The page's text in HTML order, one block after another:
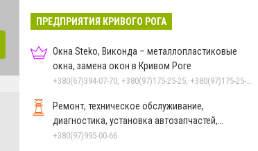
ПРЕДПРИЯТИЯ КРИВОГО РОГА
Окна Steko, Виконда – металлопластиковые
окна, замена окон в Кривом Роге
Ремонт, техническое обслуживание,
диагностика, установка автозапчастей,
китайских и азиатских авто
+380(97)995-00-66